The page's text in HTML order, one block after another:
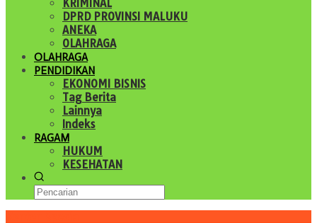
KRIMINAL
DPRD PROVINSI MALUKU
ANEKA
OLAHRAGA
OLAHRAGA
PENDIDIKAN
EKONOMI BISNIS
Tag Berita
Lainnya
Indeks
RAGAM
HUKUM
KESEHATAN